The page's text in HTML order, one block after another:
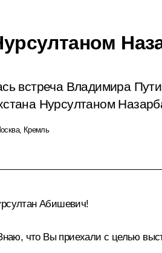
встреча Владимира
Нурсултаном
Кремль
Абишевич!
что Вы приехали с целью